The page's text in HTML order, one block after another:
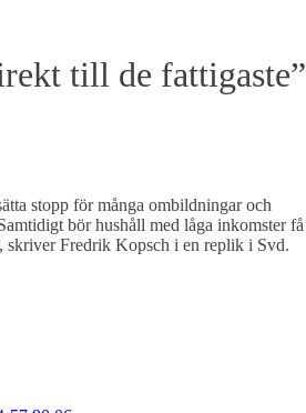
till de fattigaste”
stopp för många ombildningar och
bör hushåll med låga inkomster få
skriver Fredrik Kopsch i en replik i Svd.